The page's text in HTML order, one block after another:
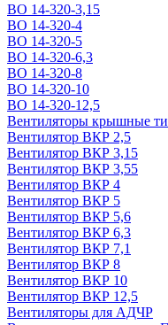
ВО 14-320-3,15
ВО 14-320-4
ВО 14-320-5
ВО 14-320-6,3
ВО 14-320-8
ВО 14-320-10
ВО 14-320-12,5
Вентиляторы крышные
Вентилятор ВКР 2,5
Вентилятор ВКР 3,15
Вентилятор ВКР 3,55
Вентилятор ВКР 4
Вентилятор ВКР 5
Вентилятор ВКР 5,6
Вентилятор ВКР 6,3
Вентилятор ВКР 7,1
Вентилятор ВКР 8
Вентилятор ВКР 10
Вентилятор ВКР 12,5
Вентиляторы для АДЧР